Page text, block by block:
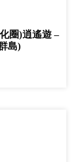
圈)逍遙遊 –
島)